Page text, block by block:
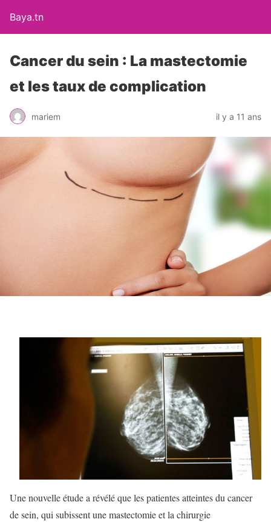
Baya.tn
Cancer du sein : La mastectomie
et les taux de complication
mariem il y a 11 ans
Une nouvelle étude a révélé que les patientes atteintes du cancer
de sein, qui subissent une mastectomie et la chirurgie